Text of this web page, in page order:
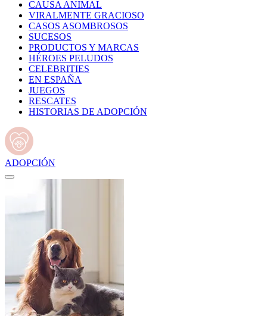
CAUSA ANIMAL
VIRALMENTE GRACIOSO
CASOS ASOMBROSOS
SUCESOS
PRODUCTOS Y MARCAS
HÉROES PELUDOS
CELEBRITIES
EN ESPAÑA
JUEGOS
RESCATES
HISTORIAS DE ADOPCIÓN
ADOPCIÓN